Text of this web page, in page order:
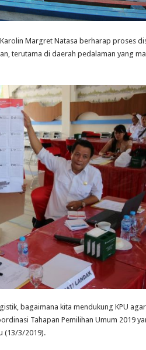
Karolin Margret Natasa berharap proses
terutama di daerah pedalaman yang
bagaimana kita mendukung KPU
Tahapan Pemilihan Umum 2019
(13/3/2019).